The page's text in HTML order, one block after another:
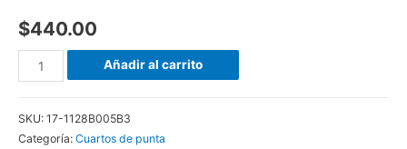
$440.00
CUARTO
PUNTA
Añadir al carrito
SKU: 17-1128B005B3
Categoría: Cuartos de punta